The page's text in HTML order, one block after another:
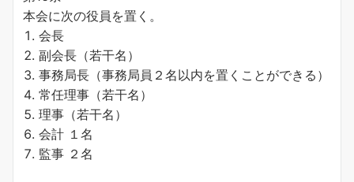
本会に次の役員を置く。
会長
副会長（若干名）
事務局長（事務局員２名以内を置くことができる）
常任理事（若干名）
理事（若干名）
会計 １名
監事 ２名